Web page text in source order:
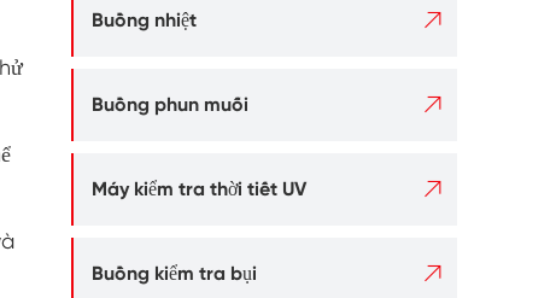
Buồng nhiệt 
Buồng phun muối 
Máy kiểm tra thời tiết UV 
Buồng kiểm tra bụi 